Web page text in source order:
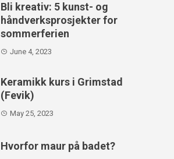
Bli kreativ: 5 kunst- og
håndverksprosjekter for
sommerferien
June 4, 2023
Keramikk kurs i Grimstad
(Fevik)
May 25, 2023
Hvorfor maur på badet?